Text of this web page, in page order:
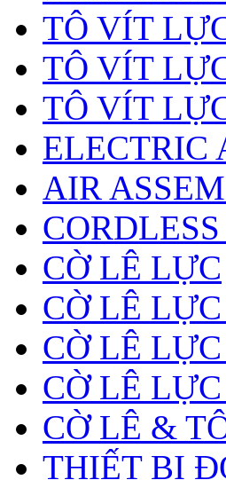
TÔ VÍT
TÔ VÍT
TÔ VÍT
ELECTRIC
AIR
CỜ LÊ LỰC
CỜ LÊ
CỜ LÊ
CỜ LÊ
CỜ LÊ &
THIẾT BỊ